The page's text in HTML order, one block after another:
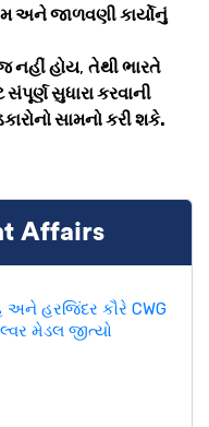
અને જાળવણી કાર્યોનું
નહીં હોય, તેથી ભારતે
સુધારા કરવાની
સામનો કરી શકે.
Affairs
અને હરજિંદર કૌરે CWG
મેડલ જીત્યો